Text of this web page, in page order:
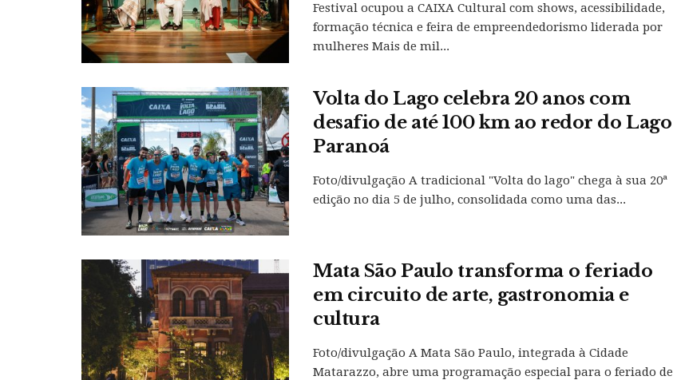
Festival ocupou a CAIXA Cultural com shows, acessibilidade,
formação técnica e feira de empreendedorismo liderada por
mulheres Mais de mil...
Volta do Lago celebra 20 anos com
desafio de até 100 km ao redor do Lago
Paranoá
Foto/divulgação A tradicional "Volta do lago" chega à sua 20ª
edição no dia 5 de julho, consolidada como uma das...
Mata São Paulo transforma o feriado
em circuito de arte, gastronomia e
cultura
Foto/divulgação A Mata São Paulo, integrada à Cidade
Matarazzo, abre uma programação especial para o feriado de